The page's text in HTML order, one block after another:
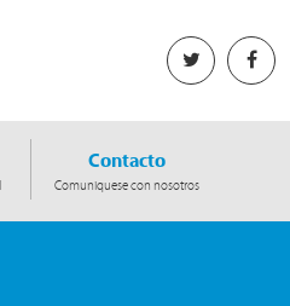
Contacto
Comuniquese con nosotros